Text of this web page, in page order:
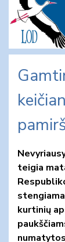
content
teigia
kurtinių